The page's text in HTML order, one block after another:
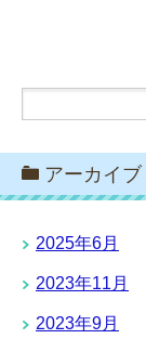
アーカイブ
2025年6月
2023年11月
2023年9月